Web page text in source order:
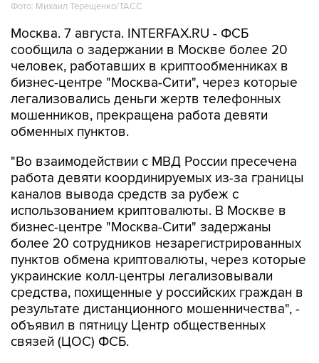
Фото: Михаил Терещенко/ТАСС
Москва. 7 августа. INTERFAX.RU - ФСБ
сообщила о задержании в Москве более 20
человек, работавших в криптообменниках в
бизнес-центре "Москва-Сити", через которые
легализовались деньги жертв телефонных
мошенников, прекращена работа девяти
обменных пунктов.
"Во взаимодействии с МВД России пресечена
работа девяти координируемых из-за границы
каналов вывода средств за рубеж с
использованием криптовалюты. В Москве в
бизнес-центре "Москва-Сити" задержаны
более 20 сотрудников незарегистрированных
пунктов обмена криптовалюты, через которые
украинские колл-центры легализовывали
средства, похищенные у российских граждан в
результате дистанционного мошенничества", -
объявил в пятницу Центр общественных
связей (ЦОС) ФСБ.